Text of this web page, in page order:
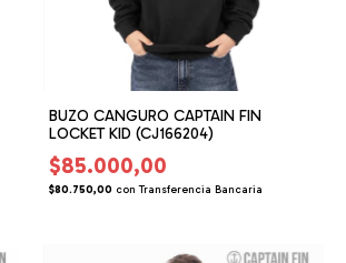
BUZO CANGURO CAPTAIN FIN
LOCKET KID (CJ166204)
$85.000,00
$80.750,00 con Transferencia Bancaria